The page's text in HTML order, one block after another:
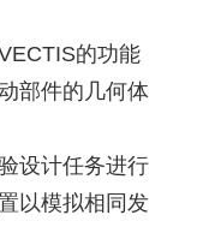
的功能
部件的几何体
设计任务进行
以模拟相同发